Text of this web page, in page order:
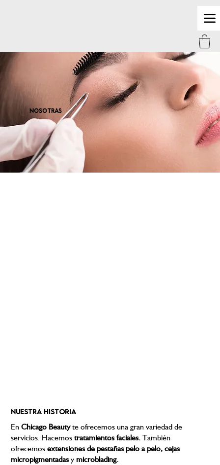
NOSOTRAS
NUESTRA HISTORIA
En Chicago Beautyte ofrecemos una gran variedad de
servicios. Hacemos tratamientos faciales.También
ofrecemosextensiones de pestañas pelo a pelo, cejas
micropigmentadasy microblading.